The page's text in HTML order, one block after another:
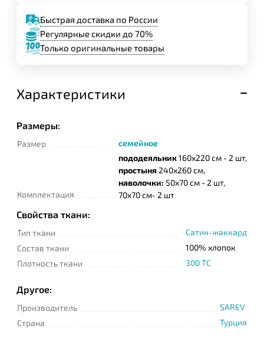
Быстрая доставка по России
Регулярные скидки до 70%
Только оригинальные товары
Характеристики
Размеры:
Размер семейное
Комплектация
пододеяльник160х220 см - 2 шт,
простыня 240х260 см,
наволочки: 50х70 см - 2 шт,
70х70 см- 2 шт
Свойства ткани:
Тип ткани
Сатин-жаккард
Состав ткани
100% хлопок
Плотность ткани
300 TC
Другое:
Производитель
SAREV
Страна
Турция